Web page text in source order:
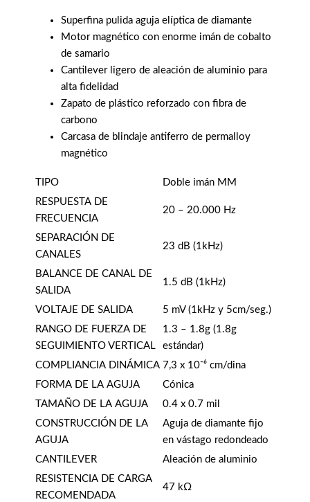
Superfina pulida aguja elíptica de diamante
Motor magnético con enorme imán de cobalto
de samario
Cantilever ligero de aleación de aluminio para
alta fidelidad
Zapato de plástico reforzado con fibra de
carbono
Carcasa de blindaje antiferro de permalloy
magnético
TIPO
Doble imán MM
RESPUESTA DE
FRECUENCIA
20 – 20.000 Hz
SEPARACIÓN DE
CANALES
23 dB (1kHz)
BALANCE DE CANAL DE
SALIDA
1.5 dB (1kHz)
VOLTAJE DE SALIDA
5 mV (1kHz y 5cm/seg.)
RANGO DE FUERZA DE
SEGUIMIENTO VERTICAL
1.3 – 1.8g (1.8g
estándar)
COMPLIANCIA DINÁMICA 7,3 x 10⁻⁶ cm/dina
FORMA DE LA AGUJA
Cónica
TAMAÑO DE LA AGUJA
0.4 x 0.7 mil
CONSTRUCCIÓN DE LA
AGUJA
Aguja de diamante fijo
en vástago redondeado
CANTILEVER
Aleación de aluminio
RESISTENCIA DE CARGA
RECOMENDADA
47 kΩ